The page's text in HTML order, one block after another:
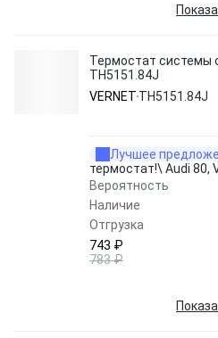
Термостат системы
TH5151.84J
VERNET TH5151.84J
Лучшее
термостат!\ Audi 80,
Вероятность
Наличие
Отгрузка
743 ₽
783 ₽